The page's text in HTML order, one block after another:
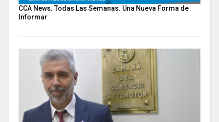
CCA News. Todas Las Semanas. Una Nueva Forma de
Informar